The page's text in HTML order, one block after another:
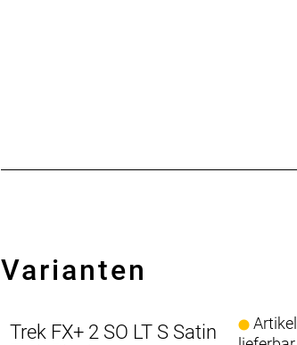
Pendel- und Alltagsrad mit nützlichem
- Dies ist ein ultraleichtes E-Citybike, das
- Das Antriebssystem basiert auf einem
Ultraleichtes Design
Varianten
Trek FX+ 2 SO LT S Satin